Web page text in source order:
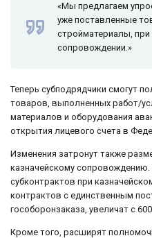
«Мы предлагаем
уже поставленные
стройматериалы, при
сопровождении.»
Теперь субподрядчики смогут
товаров, выполненных работ/
материалов и оборудования
открытия лицевого счета в
Изменения затронут также
казначейскому
субконтрактов при
контрактов с единственным
гособоронзаказа, увеличат с
Кроме того, расширят